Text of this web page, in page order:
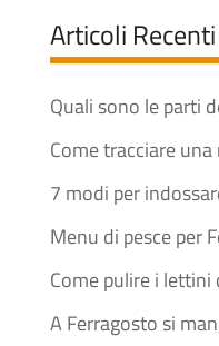
Articoli Recenti
Quali sono le parti
Come tracciare
7 modi per
Menu di pesce per
Come pulire i lettini
A Ferragosto si